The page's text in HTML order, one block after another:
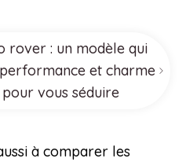
rover : un modèle qui
et charme
vous séduire
à comparer les